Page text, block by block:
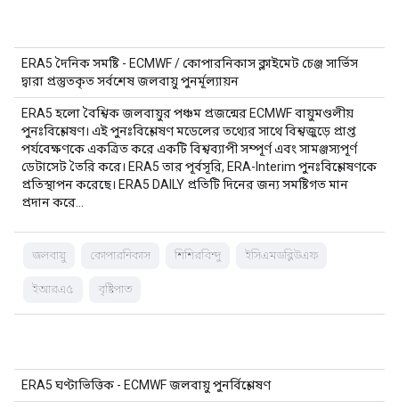
ERA5 দৈনিক সমষ্টি - ECMWF / কোপারনিকাস ক্লাইমেট চেঞ্জ সার্ভিস
দ্বারা প্রস্তুতকৃত সর্বশেষ জলবায়ু পুনর্মূল্যায়ন
ERA5 হলো বৈশ্বিক জলবায়ুর পঞ্চম প্রজন্মের ECMWF বায়ুমণ্ডলীয়
পুনঃবিশ্লেষণ। এই পুনঃবিশ্লেষণ মডেলের তথ্যের সাথে বিশ্বজুড়ে প্রাপ্ত
পর্যবেক্ষণকে একত্রিত করে একটি বিশ্বব্যাপী সম্পূর্ণ এবং সামঞ্জস্যপূর্ণ
ডেটাসেট তৈরি করে। ERA5 তার পূর্বসূরি, ERA-Interim পুনঃবিশ্লেষণকে
প্রতিস্থাপন করেছে। ERA5 DAILY প্রতিটি দিনের জন্য সমষ্টিগত মান
প্রদান করে…
জলবায়ু কোপারনিকাস শিশিরবিন্দু ইসিএমডব্লিউএফ
ইআরএ৫ বৃষ্টিপাত
ERA5 ঘণ্টাভিত্তিক - ECMWF জলবায়ু পুনর্বিশ্লেষণ